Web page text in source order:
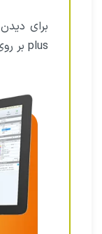
plus بر روی تصویر کلیک کنید.